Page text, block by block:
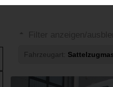
Fahrzeugart: